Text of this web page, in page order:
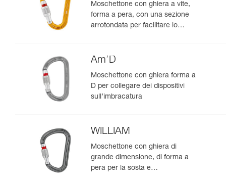
Moschettone con ghiera a vite,
forma a pera, con una sezione
arrotondata per facilitare lo
Am’D
Moschettone con ghiera forma a
D per collegare dei dispositivi
sull’imbracatura
WILLIAM
Moschettone con ghiera di
grande dimensione, di forma a
pera per la sosta e